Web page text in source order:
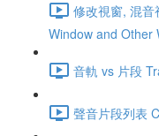
修改視窗, 混
Window and Other
音軌 vs 片段
聲音片段列表